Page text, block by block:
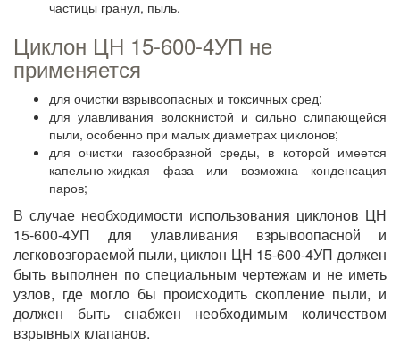
частицы гранул, пыль.
Циклон ЦН 15-600-4УП не
применяется
для очистки взрывоопасных и токсичных сред;
для улавливания волокнистой и сильно слипающейся
пыли, особенно при малых диаметрах циклонов;
для очистки газообразной среды, в которой имеется
капельно-жидкая фаза или возможна конденсация
паров;
В случае необходимости использования циклонов ЦН
15-600-4УП для улавливания взрывоопасной и
легковозгораемой пыли, циклон ЦН 15-600-4УП должен
быть выполнен по специальным чертежам и не иметь
узлов, где могло бы происходить скопление пыли, и
должен быть снабжен необходимым количеством
взрывных клапанов.